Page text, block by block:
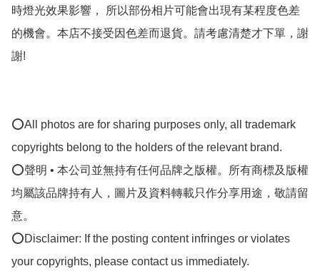
時燈光效果影響， 所以部份相片可能會出現有某程度色差
的機會。本店不接受因色差而退貨。請考慮清楚才下單，謝
謝!
⭕All photos are for sharing purposes only, all trademark
copyrights belong to the holders of the relevant brand.
⭕聲明 • 本公司並無持有任何品牌之版權。所有商標及版權
均屬該品牌持有人，圖片及資料轉載只作分享用途，敬請留
意。
⭕Disclaimer: If the posting content infringes or violates
your copyrights, please contact us immediately.